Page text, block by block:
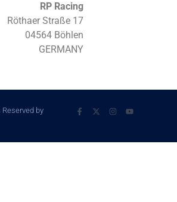
RP Racing
Röthaer Straße 17
04564 Böhlen
GERMANY
by